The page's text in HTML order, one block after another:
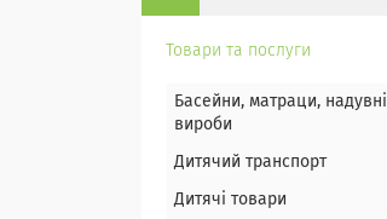
Товари та послуги
Басейни, матраци, надувні
вироби
Дитячий транспорт
Дитячі товари